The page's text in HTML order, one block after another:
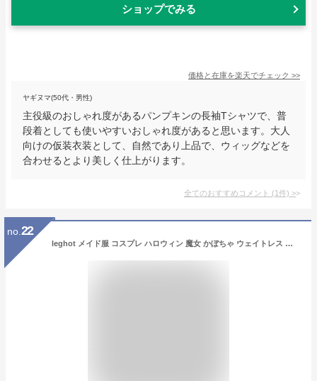
ショップでみる
価格と在庫を楽天でチェック >>
ヤギヌマ(50代・男性)
主役級のおしゃれ度があるパンプキンの長袖Tシャツで、普
段着としても使いやすいおしゃれ度があると思います。大人
向けの仮装衣装として、自然であり上品で、ウィッグなどを
合わせるとより美しく仕上がります。
全てのおすすめコメント (1件) >
no. 22
leghot メイド服 コスプレ ハロウィン 魔女 かぼちゃ ウェイトレス ゴスロリ 4点セット (M)